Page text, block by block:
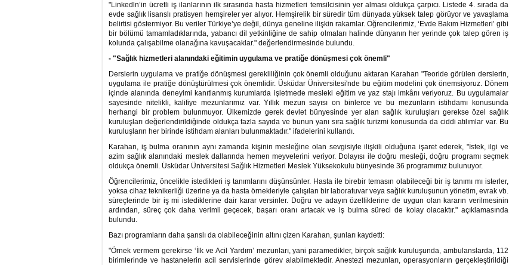
"Linkedln’in ücretli iş ilanlarının ilk sırasında hasta hizmetleri temsilcisinin yer alması oldukça çarpıcı. Listede 4. sırada da
evde sağlık lisanslı pratisyen hemşireler yer alıyor. Hemşirelik bir süredir tüm dünyada yüksek talep görüyor ve yavaşlama
belirtisi göstermiyor. Bu veriler Türkiye’ye değil, dünya geneline ilişkin rakamlar. Öğrencilerimiz, ‘Evde Bakım Hizmetleri’ gibi
bir bölümü tamamladıklarında, yabancı dil yetkinliğine de sahip olmaları halinde dünyanın her yerinde çok talep gören iş
kolunda çalışabilme olanağına kavuşacaklar." değerlendirmesinde bulundu.
- "Sağlık hizmetleri alanındaki eğitimin uygulama ve pratiğe dönüşmesi çok önemli"
Derslerin uygulama ve pratiğe dönüşmesi gerekliliğinin çok önemli olduğunu aktaran Karahan "Teoride görülen derslerin,
uygulama ile pratiğe dönüştürülmesi çok önemlidir. Üsküdar Üniversitesi'nde bu eğitim modelini çok önemsiyoruz. Dönem
içinde alanında deneyimi kanıtlanmış kurumlarda işletmede mesleki eğitim ve yaz stajı imkânı veriyoruz. Bu uygulamalar
sayesinde nitelikli, kalifiye mezunlarımız var. Yıllık mezun sayısı on binlerce ve bu mezunların istihdamı konusunda
herhangi bir problem bulunmuyor. Ülkemizde gerek devlet bünyesinde yer alan sağlık kuruluşları gerekse özel sağlık
kuruluşları değerlendirildiğinde oldukça fazla sayıda ve bunun yanı sıra sağlık turizmi konusunda da ciddi atılımlar var. Bu
kuruluşların her birinde istihdam alanları bulunmaktadır." ifadelerini kullandı.
Karahan, iş bulma oranının aynı zamanda kişinin mesleğine olan sevgisiyle ilişkili olduğuna işaret ederek, "İstek, ilgi ve
azim sağlık alanındaki meslek dallarında hemen meyvelerini veriyor. Dolayısı ile doğru mesleği, doğru programı seçmek
oldukça önemli. Üsküdar Üniversitesi Sağlık Hizmetleri Meslek Yüksekokulu bünyesinde 36 programımız bulunuyor.
Öğrencilerimiz, öncelikle istedikleri iş tanımlarını düşünsünler. Hasta ile birebir temasın olabileceği bir iş tanımı mı isterler,
yoksa cihaz teknikerliği üzerine ya da hasta örnekleriyle çalışılan bir laboratuvar veya sağlık kuruluşunun yönetim, evrak vb.
süreçlerinde bir iş mi istediklerine dair karar versinler. Doğru ve adayın özelliklerine de uygun olan kararın verilmesinin
ardından, süreç çok daha verimli geçecek, başarı oranı artacak ve iş bulma süreci de kolay olacaktır." açıklamasında
bulundu.
Bazı programların daha şanslı da olabileceğinin altını çizen Karahan, şunları kaydetti:
"Örnek vermem gerekirse ‘İlk ve Acil Yardım’ mezunları, yani paramedikler, birçok sağlık kuruluşunda, ambulanslarda, 112
birimlerinde ve hastanelerin acil servislerinde görev alabilmektedir. Anestezi mezunları, operasyonların gerçekleştirildiği